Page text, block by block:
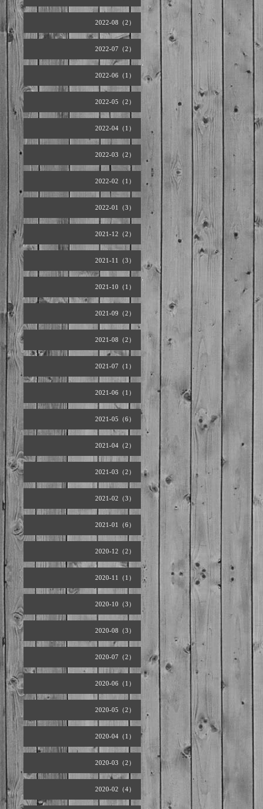
2022-08（2）
2022-07（2）
2022-06（1）
2022-05（2）
2022-04（1）
2022-03（2）
2022-02（1）
2022-01（3）
2021-12（2）
2021-11（3）
2021-10（1）
2021-09（2）
2021-08（2）
2021-07（1）
2021-06（1）
2021-05（6）
2021-04（2）
2021-03（2）
2021-02（3）
2021-01（6）
2020-12（2）
2020-11（1）
2020-10（3）
2020-08（3）
2020-07（2）
2020-06（1）
2020-05（2）
2020-04（1）
2020-03（2）
2020-02（4）